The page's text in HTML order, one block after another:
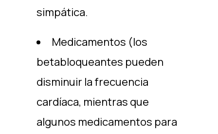
simpática.
Medicamentos (los
betabloqueantes pueden
disminuir la frecuencia
cardíaca, mientras que
algunos medicamentos para